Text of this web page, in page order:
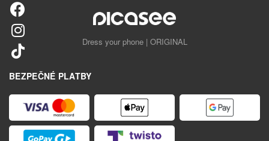
Dress your phone | ORIGINAL
BEZPEČNÉ PLATBY